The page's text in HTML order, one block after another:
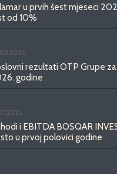
u prvih šest mjeseci
od 10%
rezultati OTP Grupe
godine
i EBITDA BOSQAR
u prvoj polovici godine